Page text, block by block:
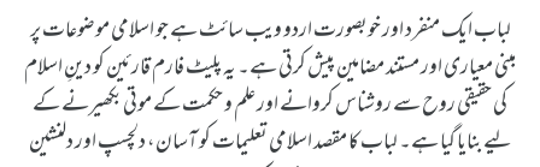
لباب ایک منفرد اور خوبصورت اردو ویب سائٹ ہے جو اسلامی موضوعات پر
مبنی معیاری اور مستند مضامین پیش کرتی ہے۔ یہ پلیٹ فارم قارئین کو دینِ اسلام
کی حقیقی روح سے روشناس کروانے اور علم و حکمت کے موتی بکھیرنے کے
لیے بنایا گیا ہے۔ لباب کا مقصد اسلامی تعلیمات کو آسان، دلچسپ اور دلنشین